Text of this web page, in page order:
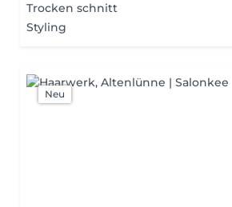
Trocken schnitt
Styling
Neu